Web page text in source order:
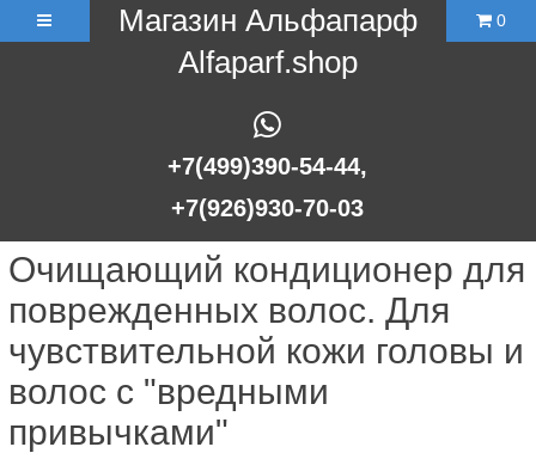
Магазин Альфапарф
Alfaparf.shop
+7(499)390-54-44,
+7(926)930-70-03
0
Очищающий кондиционер для
поврежденных волос. Для
чувствительной кожи головы и
волос с "вредными
привычками"